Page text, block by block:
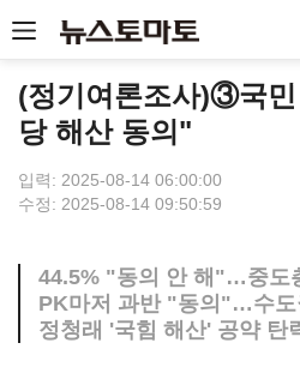
(정기여론조사)③국
당 해산 동의"
입력: 2025-08-14 06:00:00
수정: 2025-08-14 09:50:59
44.5% "동의 안 해"…중도
PK마저 과반 "동의"…수
정청래 '국힘 해산' 공약 탄